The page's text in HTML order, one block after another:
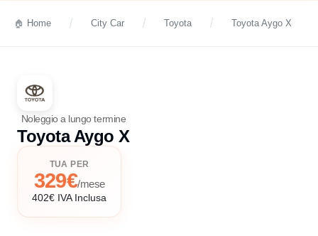
Home City Car Toyota Toyota Aygo X
Noleggio a lungo termine
Toyota Aygo X
TUA PER
329€/mese
402€ IVA Inclusa